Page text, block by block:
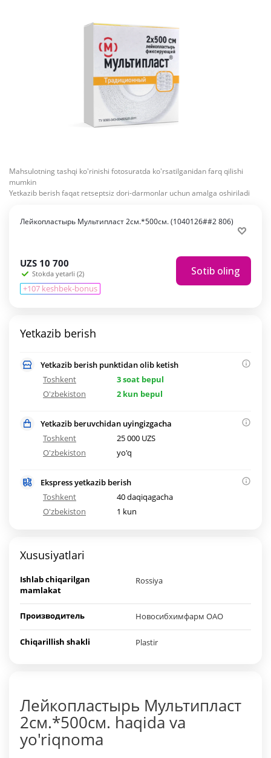
Mahsulotning tashqi ko'rinishi fotosuratda ko'rsatilganidan farq qilishi
mumkin
Yetkazib berish faqat retseptsiz dori-darmonlar uchun amalga oshiriladi
Лейкопластырь Мультипласт 2см.*500см. (1040126##2 806)
UZS 10 700
Stokda yetarli (2)
+107 keshbek-bonus
Sotib oling
Yetkazib berish
Yetkazib berish punktidan olib ketish
Toshkent
3 soat bepul
O'zbekiston
2 kun bepul
Yetkazib beruvchidan uyingizgacha
Toshkent
25 000 UZS
O'zbekiston
yo'q
Ekspress yetkazib berish
Toshkent
40 daqiqagacha
O'zbekiston
1 kun
Xususiyatlari
Ishlab chiqarilgan
mamlakat
Rossiya
Производитель Новосибхимфарм ОАО
Chiqarillish shakli Plastir
Лейкопластырь Мультипласт
2см.*500см. haqida va
yo'riqnoma